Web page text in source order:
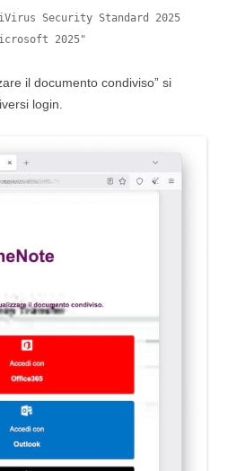
Security Standard 2025
2025"
il documento condiviso” si
login.